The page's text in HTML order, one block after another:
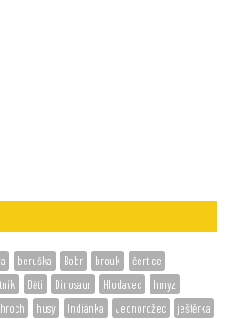
beruška Bobr brouk
čertice
Děti Dinosaur Hlodavec
hmyz
hroch husy Indiánka Jednorožec
ještěrka